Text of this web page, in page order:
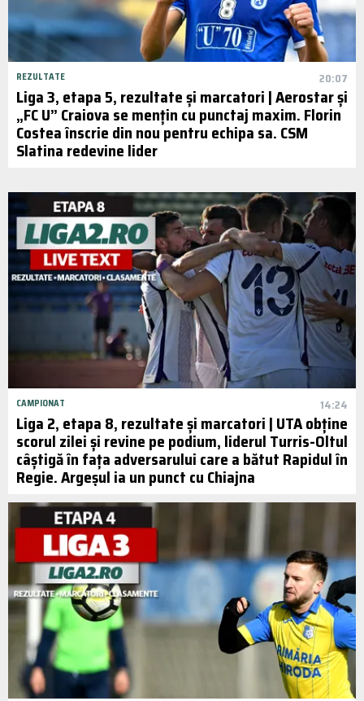
REZULTATE 20:07
Liga 3, etapa 5, rezultate și marcatori | Aerostar și
„FC U” Craiova se mențin cu punctaj maxim. Florin
Costea înscrie din nou pentru echipa sa. CSM
Slatina redevine lider
CAMPIONAT 14:24
Liga 2, etapa 8, rezultate și marcatori | UTA obține
scorul zilei și revine pe podium, liderul Turris-Oltul
câștigă în fața adversarului care a bătut Rapidul în
Regie. Argeșul ia un punct cu Chiajna